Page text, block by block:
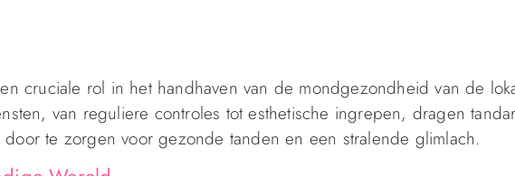
cruciale rol in het handhaven van de mondgezondheid van de
van reguliere controles tot esthetische ingrepen, dragen
te zorgen voor gezonde tanden en een stralende glimlach.